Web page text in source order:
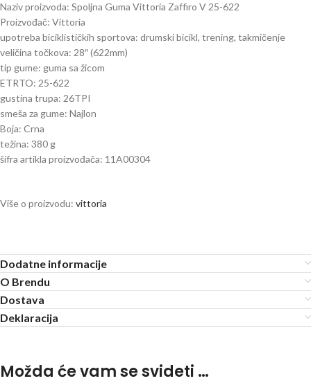
Naziv proizvoda: Spoljna Guma Vittoria Zaffiro V 25-622
Proizvođač: Vittoria
upotreba biciklističkih sportova: drumski bicikl, trening, takmičenje
veličina točkova: 28″ (622mm)
tip gume: guma sa žicom
ETRTO: 25-622
gustina trupa: 26TPI
smeša za gume: Najlon
Boja: Crna
težina: 380 g
šifra artikla proizvođača: 11A00304
Više o proizvodu: vittoria
Dodatne informacije
O Brendu
Dostava
Deklaracija
Možda će vam se svideti …